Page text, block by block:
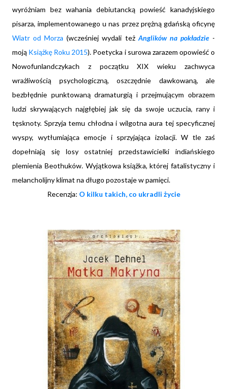
wyróżniam bez wahania debiutancką powieść kanadyjskiego
pisarza, implementowanego u nas przez prężną gdańską oficynę
Wiatr od Morza (wcześniej wydali też Anglików na pokładzie-
moją Książkę Roku 2015). Poetycka i surowa zarazem opowieść o
Nowofunlandczykach z początku XIX wieku zachwyca
wrażliwością psychologiczną, oszczędnie dawkowaną, ale
bezbłędnie punktowaną dramaturgią i przejmującym obrazem
ludzi skrywających najgłębiej jak się da swoje uczucia, rany i
tęsknoty. Sprzyja temu chłodna i wilgotna aura tej specyficznej
wyspy, wytłumiająca emocje i sprzyjająca izolacji. W tle zaś
dopełniają się losy ostatniej przedstawicielki indiańskiego
plemienia Beothuków. Wyjątkowa książka, której fatalistyczny i
melancholijny klimat na długo pozostaje w pamięci.
Recenzja: O kilku takich, co ukradli życie